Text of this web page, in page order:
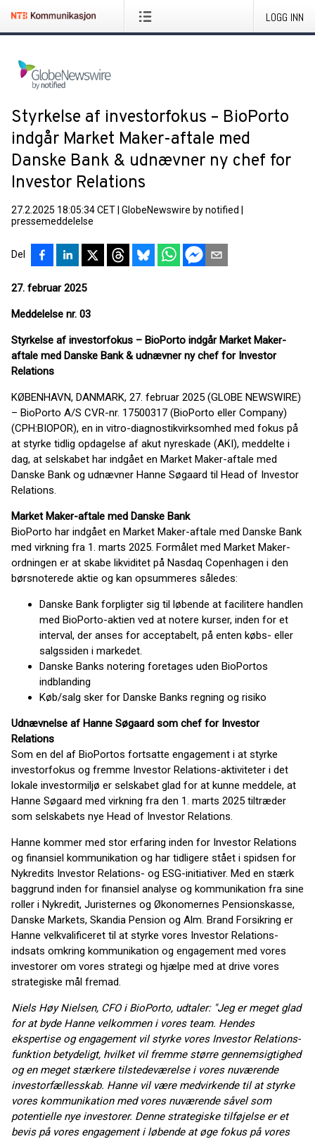
LOGG INN
Styrkelse af investorfokus – BioPorto
indgår Market Maker-aftale med
Danske Bank & udnævner ny chef for
Investor Relations
27.2.2025 18:05:34 CET GlobeNewswire by notified
pressemeddelelse
Del
27. februar 2025
Meddelelse nr. 03
Styrkelse af investorfokus – BioPorto indgår Market Maker-
aftale med Danske Bank & udnævner ny chef for Investor
Relations
KØBENHAVN, DANMARK, 27. februar 2025 (GLOBE NEWSWIRE)
– BioPorto A/S CVR-nr. 17500317 (BioPorto eller Company)
(CPH:BIOPOR), en in vitro-diagnostikvirksomhed med fokus på
at styrke tidlig opdagelse af akut nyreskade (AKI), meddelte i
dag, at selskabet har indgået en Market Maker-aftale med
Danske Bank og udnævner Hanne Søgaard til Head of Investor
Relations.
Market Maker-aftale med Danske Bank
BioPorto har indgået en Market Maker-aftale med Danske Bank
med virkning fra 1. marts 2025. Formålet med Market Maker-
ordningen er at skabe likviditet på Nasdaq Copenhagen i den
børsnoterede aktie og kan opsummeres således:
Danske Bank forpligter sig til løbende at facilitere handlen
med BioPorto-aktien ved at notere kurser, inden for et
interval, der anses for acceptabelt, på enten købs- eller
salgssiden i markedet.
Danske Banks notering foretages uden BioPortos
indblanding
Køb/salg sker for Danske Banks regning og risiko
Udnævnelse af Hanne Søgaard som chef for Investor
Relations
Som en del af BioPortos fortsatte engagement i at styrke
investorfokus og fremme Investor Relations-aktiviteter i det
lokale investormiljø er selskabet glad for at kunne meddele, at
Hanne Søgaard med virkning fra den 1. marts 2025 tiltræder
som selskabets nye Head of Investor Relations.
Hanne kommer med stor erfaring inden for Investor Relations
og finansiel kommunikation og har tidligere stået i spidsen for
Nykredits Investor Relations- og ESG-initiativer. Med en stærk
baggrund inden for finansiel analyse og kommunikation fra sine
roller i Nykredit, Juristernes og Økonomernes Pensionskasse,
Danske Markets, Skandia Pension og Alm. Brand Forsikring er
Hanne velkvalificeret til at styrke vores Investor Relations-
indsats omkring kommunikation og engagement med vores
investorer om vores strategi og hjælpe med at drive vores
strategiske mål fremad.
Niels Høy Nielsen, CFO i BioPorto, udtaler: "Jeg er meget glad
for at byde Hanne velkommen i vores team. Hendes
ekspertise og engagement vil styrke vores Investor Relations-
funktion betydeligt, hvilket vil fremme større gennemsigtighed
og en meget stærkere tilstedeværelse i vores nuværende
investorfællesskab. Hanne vil være medvirkende til at styrke
vores kommunikation med vores nuværende såvel som
potentielle nye investorer. Denne strategiske tilføjelse er et
bevis på vores engagement i løbende at øge fokus på vores